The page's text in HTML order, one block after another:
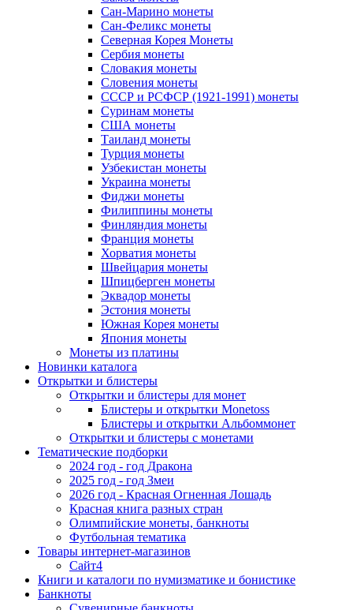
Сан-Марино монеты
Сан-Феликс монеты
Северная Корея Монеты
Сербия монеты
Словакия монеты
Словения монеты
СССР и РСФСР (1921-1991) монеты
Суринам монеты
США монеты
Таиланд монеты
Турция монеты
Узбекистан монеты
Украина монеты
Фиджи монеты
Филиппины монеты
Финляндия монеты
Франция монеты
Хорватия монеты
Швейцария монеты
Шпицберген монеты
Эквадор монеты
Эстония монеты
Южная Корея монеты
Япония монеты
Монеты из платины
Новинки каталога
Открытки и блистеры
Открытки и блистеры для монет
Блистеры и открытки Monetoss
Блистеры и открытки Альбоммонет
Открытки и блистеры с монетами
Тематические подборки
2024 год - год Дракона
2025 год - год Змеи
2026 год - Красная Огненная Лошадь
Красная книга разных стран
Олимпийские монеты, банкноты
Футбольная тематика
Товары интернет-магазинов
Сайт4
Книги и каталоги по нумизматике и бонистике
Банкноты